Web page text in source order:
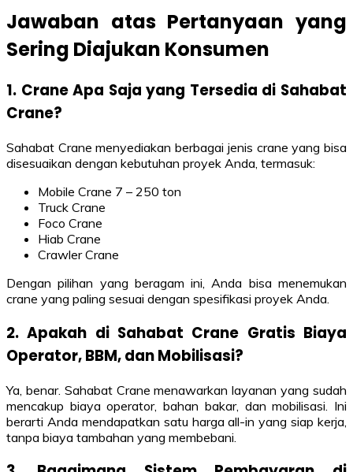
Jawaban atas Pertanyaan yang
Sering Diajukan Konsumen
1. Crane Apa Saja yang Tersedia di Sahabat
Crane?
Sahabat Crane menyediakan berbagai jenis crane yang bisa
disesuaikan dengan kebutuhan proyek Anda, termasuk:
Mobile Crane 7 – 250 ton
Truck Crane
Foco Crane
Hiab Crane
Crawler Crane
Dengan pilihan yang beragam ini, Anda bisa menemukan
crane yang paling sesuai dengan spesifikasi proyek Anda.
2. Apakah di Sahabat Crane Gratis Biaya
Operator, BBM, dan Mobilisasi?
Ya, benar. Sahabat Crane menawarkan layanan yang sudah
mencakup biaya operator, bahan bakar, dan mobilisasi. Ini
berarti Anda mendapatkan satu harga all-in yang siap kerja,
tanpa biaya tambahan yang membebani.